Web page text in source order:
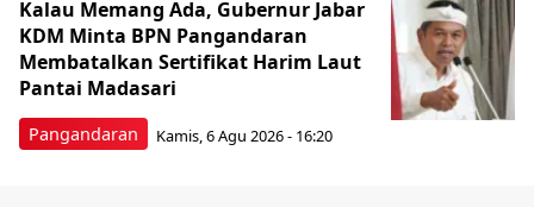
Pangandaran
Kalau Memang Ada, Gubernur Jabar
KDM Minta BPN Pangandaran
Membatalkan Sertifikat Harim Laut
Pantai Madasari
Kamis, 6 Agu 2026 - 16:20